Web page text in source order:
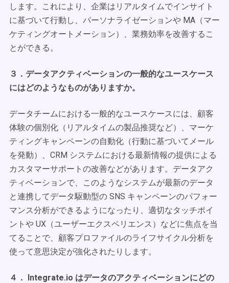
します。これにより、企業はリアルタイムでインサイト
に基づいて行動し、パーソナライゼーションや MA（マー
ケティングオートメーション）、業務効率を改善するこ
とができる。
３．データアクティベーションの一般的なユースケース
にはどのようなものがありますか。
データチームにおける一般的なユースケースには、顧客
体験の個別化（リアルタイムの製品推奨など）、マーケ
ティングキャンペーンの自動化（行動に基づいてメール
を発動）、CRM システムにおける最新情報の提供による
カスタマーサポートの改善などがあります。データアク
ティベーションで、このようなシステムが最新のデータ
と連携してデータ駆動型の SNS キャンペーンのパフォー
マンス分析ができるようになったり、適切なタッチポイ
ントや UX（ユーザーエクスペリエンス）などに焦点を当
てることで、顧客プロファイルのライフサイクル分析を
使って意思決定が強化されたりします。
４． Integrate.io はデータのアクティベーションにどの